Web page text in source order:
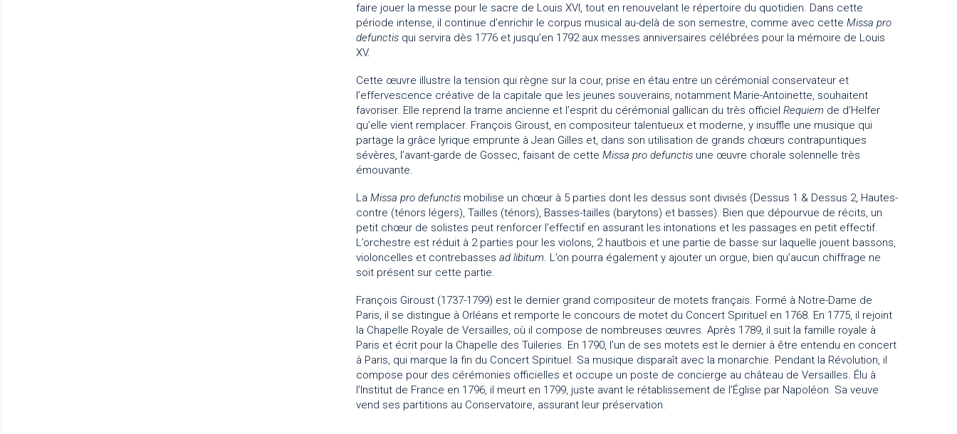
faire jouer la messe pour le sacre de Louis XVI, tout en renouvelant le répertoire du quotidien. Dans cette
période intense, il continue d’enrichir le corpus musical au-delà de son semestre, comme avec cette Missa pro
defunctisqui servira dès 1776 et jusqu’en 1792 aux messes anniversaires célébrées pour la mémoire de Louis
XV.
Cette œuvre illustre la tension qui règne sur la cour, prise en étau entre un cérémonial conservateur et
l’effervescence créative de la capitale que les jeunes souverains, notamment Marie-Antoinette, souhaitent
favoriser. Elle reprend la trame ancienne et l’esprit du cérémonial gallican du très officiel Requiem de d’Helfer
qu’elle vient remplacer. François Giroust, en compositeur talentueux et moderne, y insuffle une musique qui
partage la grâce lyrique emprunte à Jean Gilles et, dans son utilisation de grands chœurs contrapuntiques
sévères, l’avant-garde de Gossec, faisant de cette Missa pro defunctisune œuvre chorale solennelle très
émouvante.
La Missa pro defunctismobilise un chœur à 5 parties dont les dessus sont divisés (Dessus 1 & Dessus 2, Hautes-
contre (ténors légers), Tailles (ténors), Basses-tailles (barytons) et basses). Bien que dépourvue de récits, un
petit chœur de solistes peut renforcer l’effectif en assurant les intonations et les passages en petit effectif.
L’orchestre est réduit à 2 parties pour les violons, 2 hautbois et une partie de basse sur laquelle jouent bassons,
violoncelles et contrebasses ad libitum . L’on pourra également y ajouter un orgue, bien qu’aucun chiffrage ne
soit présent sur cette partie.
François Giroust (1737-1799) est le dernier grand compositeur de motets français. Formé à Notre-Dame de
Paris, il se distingue à Orléans et remporte le concours de motet du Concert Spirituel en 1768. En 1775, il rejoint
la Chapelle Royale de Versailles, où il compose de nombreuses œuvres. Après 1789, il suit la famille royale à
Paris et écrit pour la Chapelle des Tuileries. En 1790, l’un de ses motets est le dernier à être entendu en concert
à Paris, qui marque la fin du Concert Spirituel. Sa musique disparaît avec la monarchie. Pendant la Révolution, il
compose pour des cérémonies officielles et occupe un poste de concierge au château de Versailles. Élu à
l’Institut de France en 1796, il meurt en 1799, juste avant le rétablissement de l’Église par Napoléon. Sa veuve
vend ses partitions au Conservatoire, assurant leur préservation.